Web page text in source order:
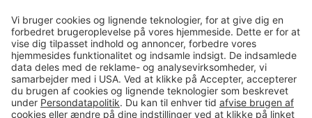
Kontakt
salg@gerdmans.dk
49 18 07 07
Salgsafdeling åbningstider